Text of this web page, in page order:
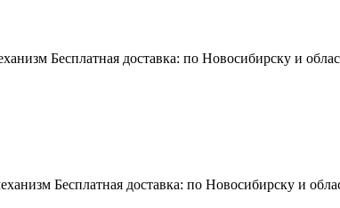
Бесплатная доставка: по Новосибирску и
Бесплатная доставка: по Новосибирску и